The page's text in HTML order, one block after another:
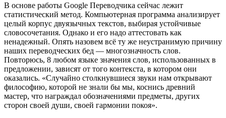
В основе работы Google Переводчика сейчас лежит
статистический метод. Компьютерная программа анализирует
целый корпус двуязычных текстов, выбирая устойчивые
словосочетания. Однако и его надо аттестовать как
ненадежный. Опять назовем всё ту же неустранимую причину
наших переводческих бед — многозначность слов.
Повторюсь, 8 любом языке значения слов, использованных в
предложении, зависят от того контекста, в котором они
оказались. «Случайно столкнувшиеся звуки нам открывают
философию, которой не знали бы мы, коснись древний
мастер, что награждал обозначениями предметы, других
сторон своей души, своей гармонии покоя».